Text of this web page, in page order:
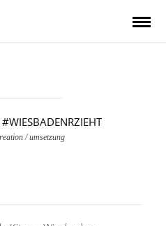
/ umsetzung